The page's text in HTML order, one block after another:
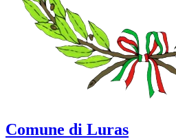
Comune di Luras